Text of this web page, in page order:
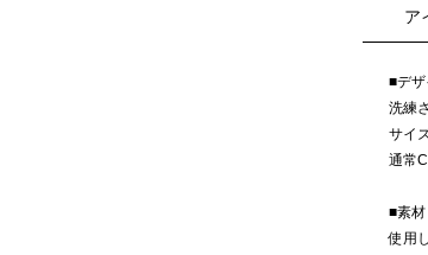
ア
■デザ
洗練
サイ
通常
■素材
使用